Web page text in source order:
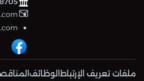
ملفات تعريف الإرتباط الوظائف